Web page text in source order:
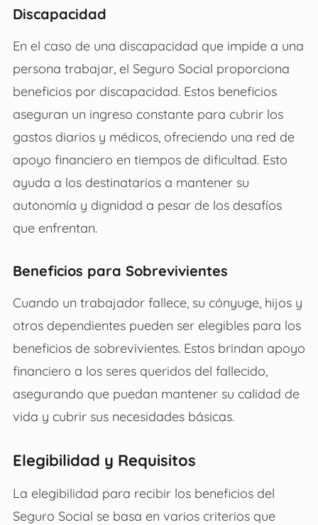
Discapacidad
En el caso de una discapacidad que impide a una
persona trabajar, el Seguro Social proporciona
beneficios por discapacidad. Estos beneficios
aseguran un ingreso constante para cubrir los
gastos diarios y médicos, ofreciendo una red de
apoyo financiero en tiempos de dificultad. Esto
ayuda a los destinatarios a mantener su
autonomía y dignidad a pesar de los desafíos
que enfrentan.
Beneficios para Sobrevivientes
Cuando un trabajador fallece, su cónyuge, hijos y
otros dependientes pueden ser elegibles para los
beneficios de sobrevivientes. Estos brindan apoyo
financiero a los seres queridos del fallecido,
asegurando que puedan mantener su calidad de
vida y cubrir sus necesidades básicas.
Elegibilidad y Requisitos
La elegibilidad para recibir los beneficios del
Seguro Social se basa en varios criterios que